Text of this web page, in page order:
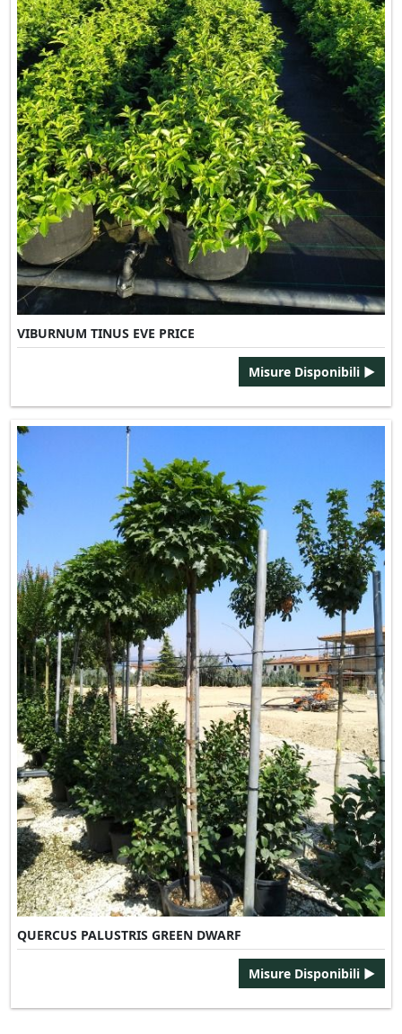
VIBURNUM TINUS EVE PRICE
Misure Disponibili ►
QUERCUS PALUSTRIS GREEN DWARF
Misure Disponibili ►